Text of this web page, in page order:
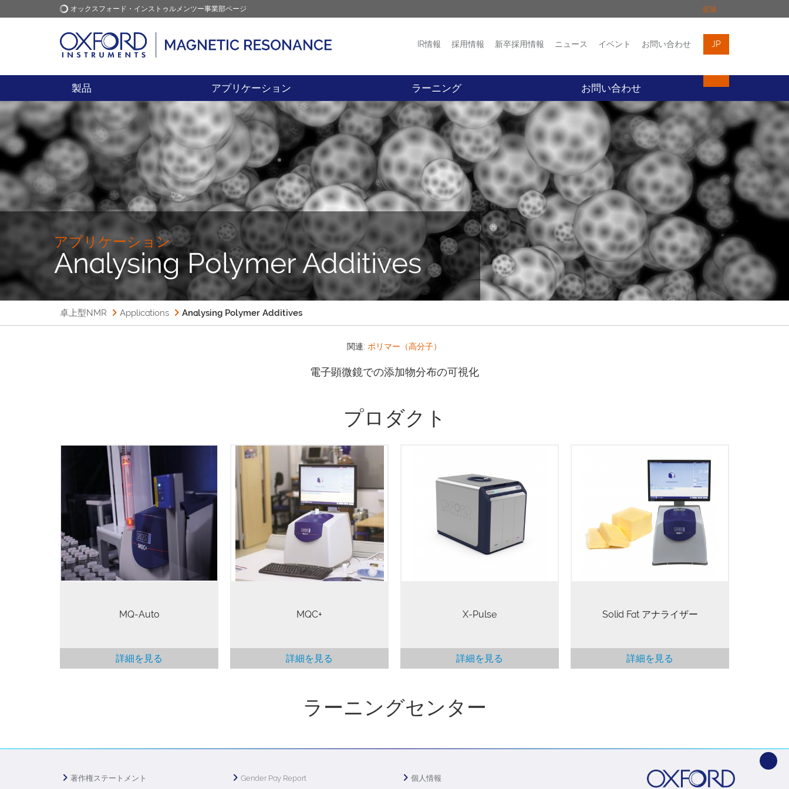
オックスフォード・インストゥルメンツー事業部ページ 拡張
オックスフォード・インス
トゥルメンツ
アプリケーション プロダクト ニュース イベント お問い合わせ
IR情報 採用情報 新卒採用情報 ニュース イベント お問い合わせ JP
製品 アプリケーション ラーニング お問い合わせ
アプリケーション
Analysing Polymer Additives
卓上型NMR Applications Analysing Polymer Additives
関連: ポリマー（高分子）
電子顕微鏡での添加物分布の可視化
プロダクト
世界中の何千人ものユーザーが、当
社の迅速で正確な卓上型核磁気共鳴
(NMR) 分析装置、MQC や MQC+ シ
リーズによる測定を行っています。
そして、リモートや自動化が要求さ
れる現在、MQC+ シリーズに対応の
オートサンプラーの需要が増々高ま
っています。MQC+ の作業時間を拡
張するロボットシステム MQ-Auto に
より、ラボの生産性と効率がさらに
向上します。 MQ-Auto は、サンプル
数が多く高い処理能力を必要として
効です。分析サンプルが大量に積み
Auto に測定を任せている間、技術者
は他の業務に専念することができま
MQ-Auto
詳細を見る
MQC +卓上型NMRアナライザーは、
さまざまな試料中の油、水、フッ
素、固形脂肪を測定することがで
き、一般的には、品質保証と品質管
理に使用されています。MQC +を使
用すると数秒から数分で分析できる
ため、大量の試料を迅速かつ効率的
に処理することができます。NMR信
号は表面だけでなく試料のすべての
部分から生成されるため、たとえ試
料が不透明であっても、より正確な
測定が保証されます。NMR測定は決
めに保存しておくことや、他の方法
MQC+
詳細を見る
X-Pulseは、卓上型NMRに革新的な
自由度をもたらします。X-Pulseを利
用して、真の広帯域 X-nuclei 機能、
フローケミストリー、反応モニタリ
ング、および温度可変機能を組み合
わせ、向上したスペクトル分解能
で、ラボの卓上において幅広い実験
を行うことが可能です。
X-Pulse
詳細を見る
The melting profile (Solid Fat
Content vs. temperature) is an
important property of edible oils
and fats used in the food industry. It
is especially important in the
bakery, confectionery…
Solid Fat アナライザー
詳細を見る
ラーニングセンター
著作権ステートメント Gender Pay Report 個人情報